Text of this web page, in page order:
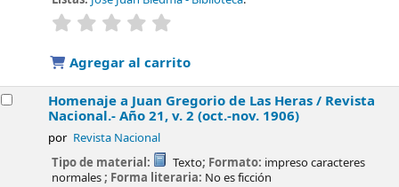
valoración
Agregar al carrito
Homenaje a Juan Gregorio de Las Heras / Revista
Nacional.- Año 21, v. 2 (oct.-nov. 1906)
por Revista Nacional
Tipo de material: Texto; Formato: impreso caracteres
normales; Forma literaria: No es ficción